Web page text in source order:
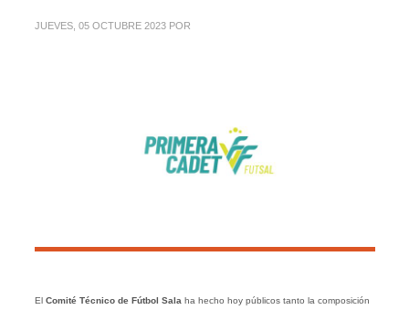
JUEVES, 05 OCTUBRE 2023 POR
El Comité Técnico de Fútbol Sala ha hecho hoy públicos tanto la composición